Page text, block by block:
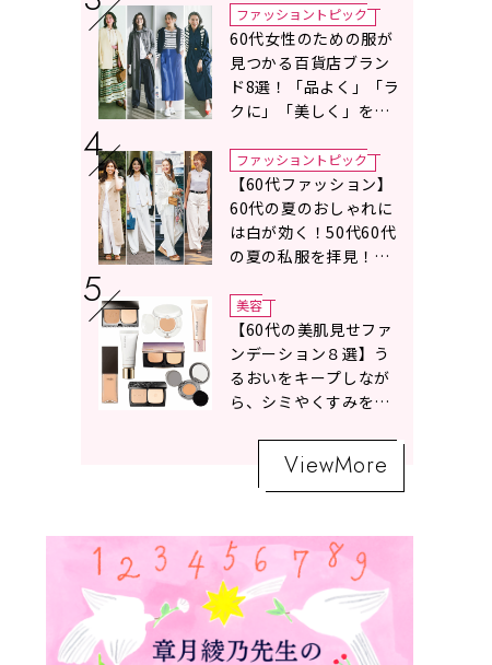
の選び方〉をスタイリ
スト地曳いく子さんが
アドバイス！
ファッショントピック
60代女性のための服が
見つかる百貨店ブラン
ド8選！「品よく」「ラ
クに」「美しく」を叶
ファッショントピック
【60代ファッション】
60代の夏のおしゃれに
は白が効く！50代60代
の夏の私服を拝見！白
の魔術】
美容
【60代の美肌見せファ
ンデーション８選】う
るおいをキープしなが
ら、シミやくすみをナ
ViewMore